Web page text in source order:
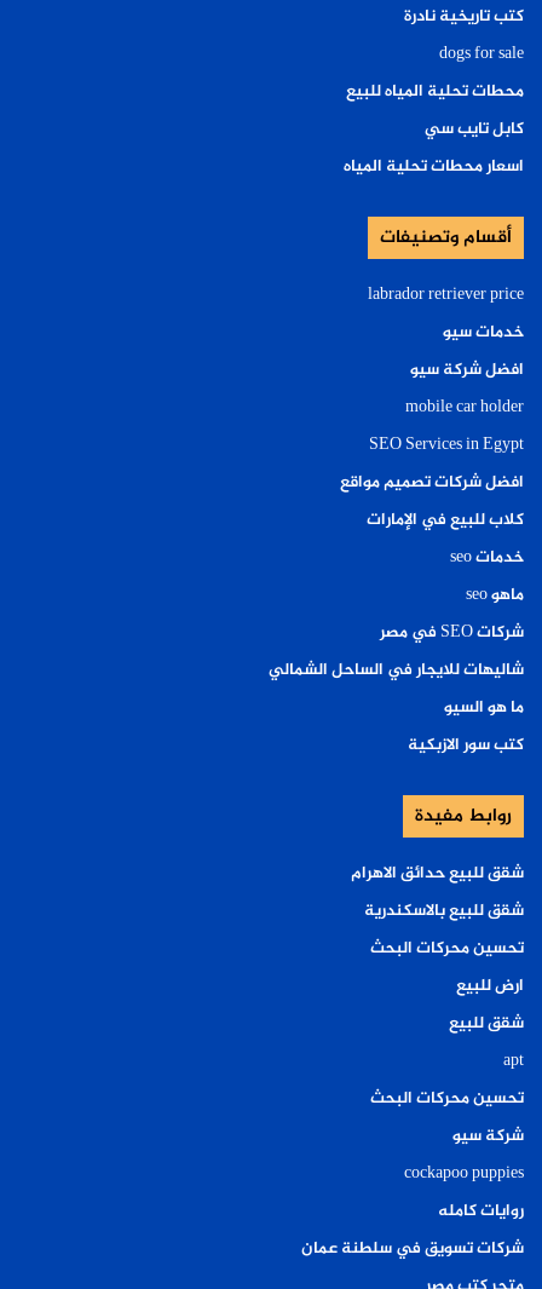
كتب تاريخية نادرة
dogs for sale
محطات تحلية المياه للبيع
كابل تايب سي
اسعار محطات تحلية المياه
أقسام وتصنيفات
labrador retriever price
خدمات سيو
افضل شركة سيو
mobile car holder
SEO Services in Egypt
افضل شركات تصميم مواقع
كلاب للبيع في الإمارات
خدمات seo
ماهو seo
شركات SEO في مصر
شاليهات للايجار في الساحل الشمالي
ما هو السيو
كتب سور الازبكية
روابط مفيدة
شقق للبيع حدائق الاهرام
شقق للبيع بالاسكندرية
تحسين محركات البحث
ارض للبيع
شقق للبيع
apt
تحسين محركات البحث
شركة سيو
cockapoo puppies
روايات كامله
شركات تسويق في سلطنة عمان